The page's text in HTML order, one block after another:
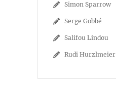
Simon Sparrow
Serge Gobbé
Salifou Lindou
Rudi Hurzlmeier